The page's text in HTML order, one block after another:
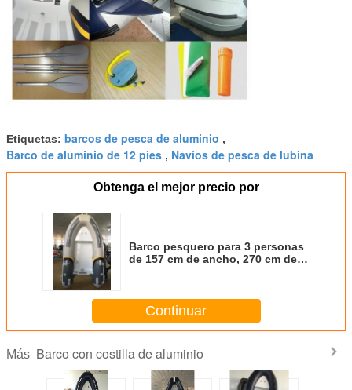
Etiquetas: barcos de pesca de aluminio ,
Barco de aluminio de 12 pies , Navíos de pesca de lubina
Obtenga el mejor precio por
Barco pesquero para 3 personas
de 157 cm de ancho, 270 cm de
Continuar
Más Barco con costilla de aluminio